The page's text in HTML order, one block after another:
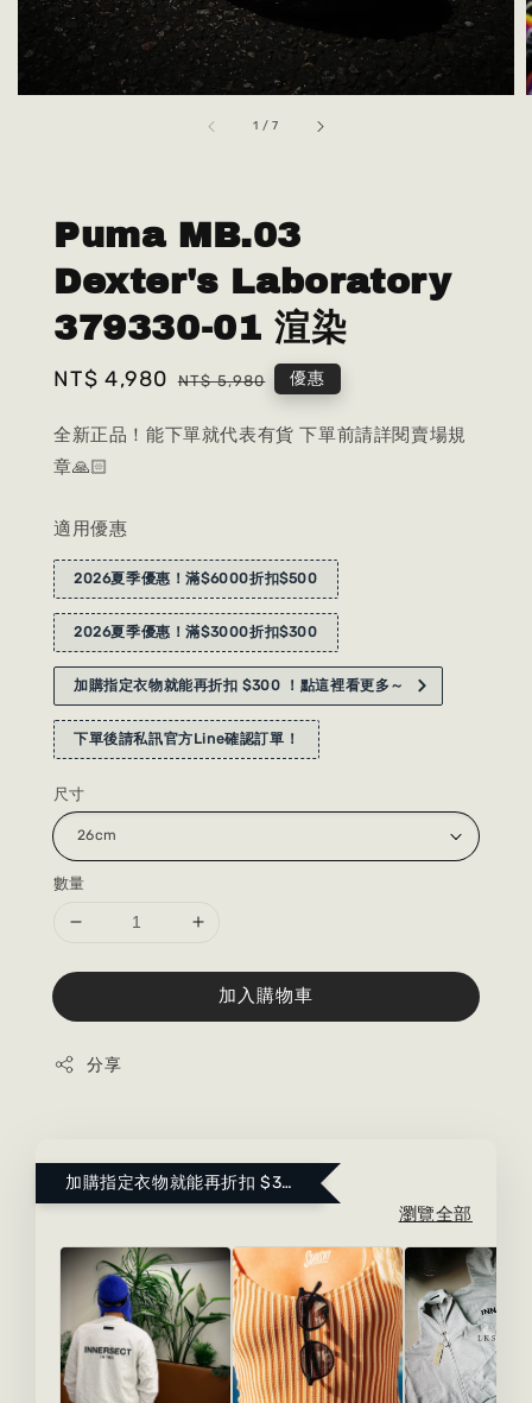
1 /7
Puma MB.03
Dexter's Laboratory
379330-01 渲染
Sale
NT$ 4,980 Regular
NT$ 5,980 優惠
全新正品！能下單就代表有貨 下單前請詳閱賣場規
章🙏🏻
適用優惠
2026夏季優惠！滿$6000折扣$500
2026夏季優惠！滿$3000折扣$300
加購指定衣物就能再折扣 $300 ！點這裡看更多～
下單後請私訊官方Line確認訂單！
尺寸
數量
加入購物車
分享
加購指定衣物就能再折扣 $300 ！點這裡看更多～
瀏覽全部